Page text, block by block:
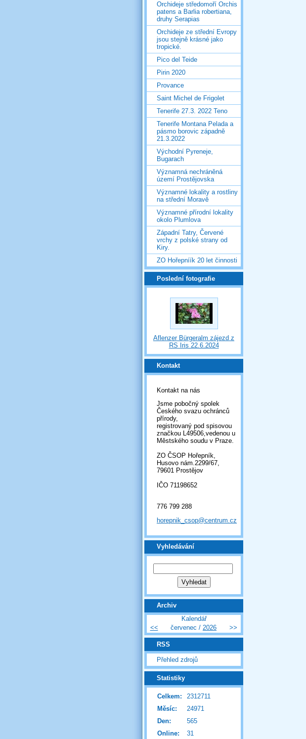
Orchideje středomoří Orchis
patens a Barlia robertiana,
druhy Serapias
Orchideje ze střední Evropy
jsou stejně krásné jako
tropické.
Pico del Teide
Pirin 2020
Provance
Saint Michel de Frigolet
Tenerife 27.3. 2022 Teno
Tenerife Montana Pelada a
pásmo borovic západně
21.3.2022
Východní Pyreneje,
Bugarach
Významná nechráněná
území Prostějovska
Významné lokality a rostliny
na střední Moravě
Významné přírodní lokality
okolo Plumlova
Západní Tatry, Červené
vrchy z polské strany od
Kiry.
ZO Hořepníík 20 let činnosti
Poslední fotografie
Aflenzer Bürgeralm zájezd z
RS Iris 22.6.2024
Kontakt
Kontakt na nás
Jsme pobočný spolek
Českého svazu ochránců
přírody,
registrovaný pod spisovou
značkou L49506,vedenou u
Městského soudu v Praze.
ZO ČSOP Hořepník,
Husovo nám.2299/67,
79601 Prostějov
IČO 71198652
776 799 288
horepnik_csop@centrum.cz
Vyhledávání
Archiv
Kalendář
<<
červenec / 2026 >>
RSS
Přehled zdrojů
Statistiky
Online: 31
Celkem:
2312711
Měsíc:
24971
Den:
565